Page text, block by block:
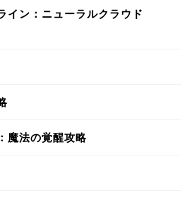
イン：ニューラルクラウド
魔法の覚醒攻略